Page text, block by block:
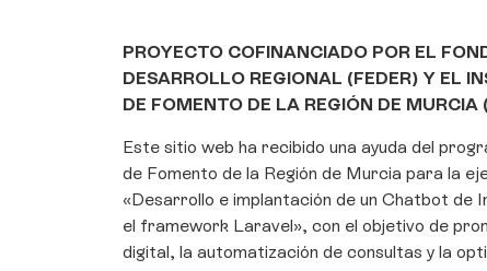
PROYECTO COFINANCIADO POR EL
DESARROLLO REGIONAL (FEDER) Y EL
DE FOMENTO DE LA REGIÓN DE MURCIA
Este sitio web ha recibido una ayuda del
de Fomento de la Región de Murcia para la
«Desarrollo e implantación de un Chatbot de
el framework Laravel», con el objetivo de
digital, la automatización de consultas y la